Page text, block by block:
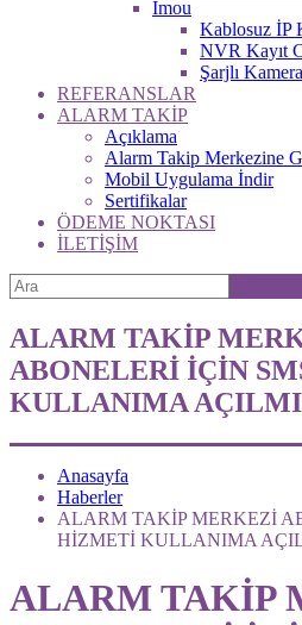
İmou
Kablosuz İP
NVR Kayıt
Şarjlı
REFERANSLAR
ALARM TAKİP
Açıklama
Alarm Takip Merkezine
Mobil Uygulama İndir
Sertifikalar
ÖDEME NOKTASI
İLETİŞİM
ALARM TAKİP
ABONELERİ İÇİN
KULLANIMA
Anasayfa
Haberler
ALARM TAKİP MERKEZİ
HİZMETİ KULLANIMA
ALARM TAKİP